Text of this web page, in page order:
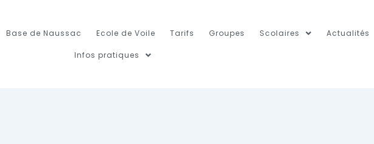
Base de Naussac Ecole de Voile Tarifs Groupes Scolaires Actualités
Infos pratiques